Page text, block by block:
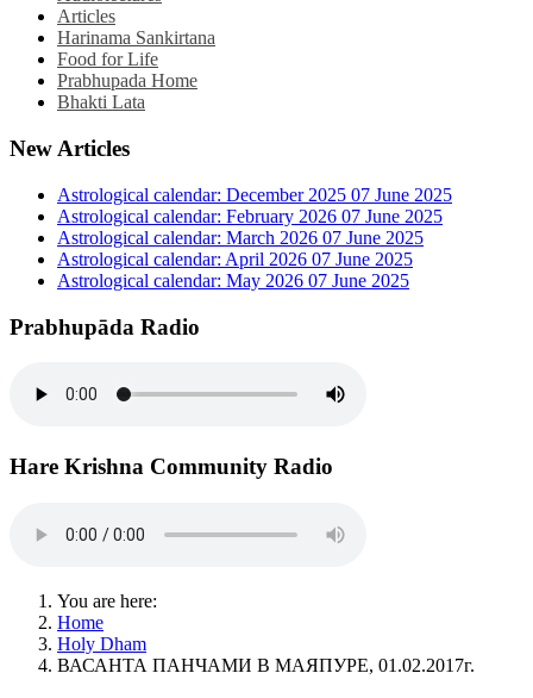
Articles
Harinama Sankirtana
Food for Life
Prabhupada Home
Bhakti Lata
New Articles
Astrological calendar: December 2025 07 June 2025
Astrological calendar: February 2026 07 June 2025
Astrological calendar: March 2026 07 June 2025
Astrological calendar: April 2026 07 June 2025
Astrological calendar: May 2026 07 June 2025
Prabhupāda Radio
Hare Krishna Community Radio
You are here:
Home
Holy Dham
ВАСАНТА ПАНЧАМИ В МАЯПУРЕ, 01.02.2017г.